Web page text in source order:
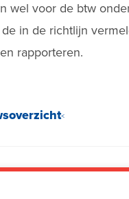
wel voor de btw
in de richtlijn
rapporteren.